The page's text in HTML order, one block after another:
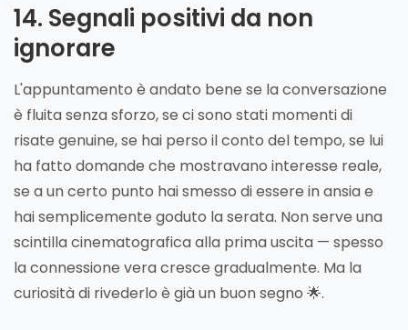
14. Segnali positivi da non
ignorare
L'appuntamento è andato bene se la conversazione
è fluita senza sforzo, se ci sono stati momenti di
risate genuine, se hai perso il conto del tempo, se lui
ha fatto domande che mostravano interesse reale,
se a un certo punto hai smesso di essere in ansia e
hai semplicemente goduto la serata. Non serve una
scintilla cinematografica alla prima uscita — spesso
la connessione vera cresce gradualmente. Ma la
curiosità di rivederlo è già un buon segno 🌟.